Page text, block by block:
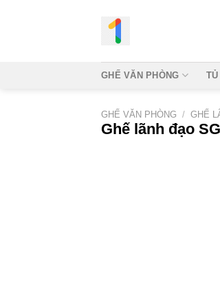
GHẾ VĂN PHÒNG
GHẾ VĂN PHÒNG / GHẾ
Ghế lãnh đạo